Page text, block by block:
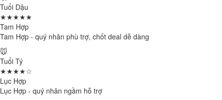
Tuổi Dậu
★★★★★
Tam Hợp
Tam Hợp - quý nhân phù trợ, chốt deal dễ dàng
🐭
Tuổi Tý
★★★★☆
Lục Hợp
Lục Hợp - quý nhân ngầm hỗ trợ